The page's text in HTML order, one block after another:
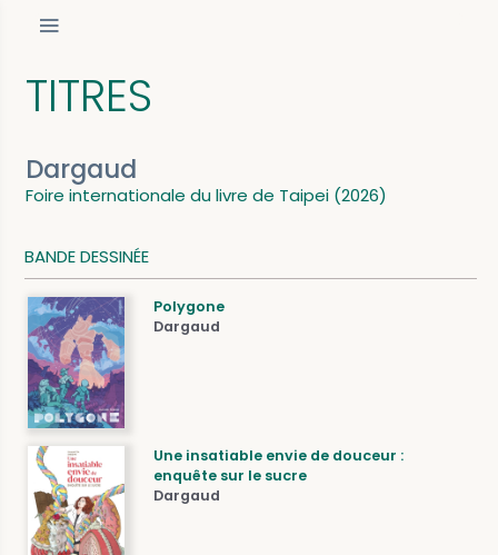
TITRES
Dargaud
Foire internationale du livre de Taipei (2026)
BANDE DESSINÉE
Polygone
Dargaud
Une insatiable envie de douceur :
enquête sur le sucre
Dargaud